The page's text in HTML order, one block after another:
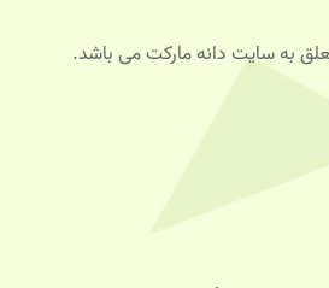
به سایت دانه مارکت می باشد.